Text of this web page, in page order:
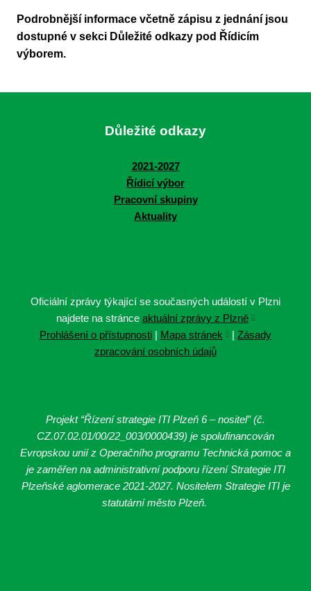
Podrobnější informace včetně zápisu z jednání jsou
dostupné v sekci Důležité odkazy pod Řídicím
výborem.
Důležité odkazy
2021-2027
Řídicí výbor
Pracovní skupiny
Aktuality
Oficiální zprávy týkající se současných událostí v Plzni
najdete na stránce aktuální zprávy z Plzně
Prohlášení o přístupnosti| Mapa stránek |Zásady
zpracování osobních údajů
Projekt “Řízení strategie ITI Plzeň 6 – nositel” (č.
CZ.07.02.01/00/22_003/0000439) je spolufinancován
Evropskou unií z Operačního programu Technická pomoc a
je zaměřen na administrativní podporu řízení Strategie ITI
Plzeňské aglomerace 2021-2027. Nositelem Strategie ITI je
statutární město Plzeň.